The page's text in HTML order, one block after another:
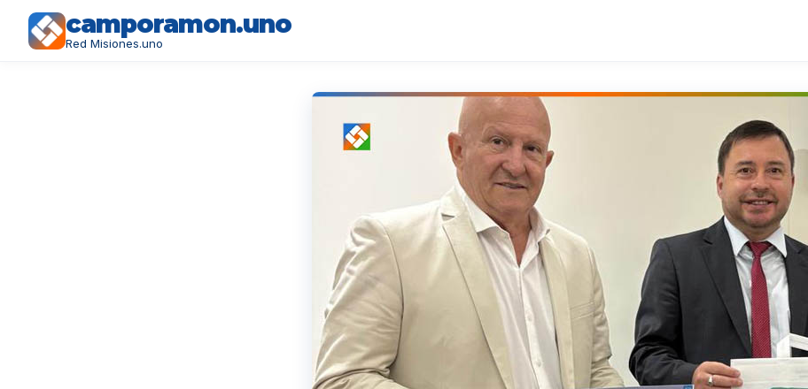
camporamon.uno
Red Misiones.uno